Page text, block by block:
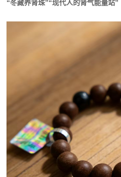
“冬藏养肾珠”“现代人的肾气能量站”